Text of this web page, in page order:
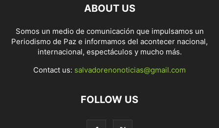
ABOUT US
Somos un medio de comunicación que impulsamos un
Periodismo de Paz e informamos del acontecer nacional,
internacional, espectáculos y mucho más.
Contact us: salvadorenonoticias@gmail.com
FOLLOW US